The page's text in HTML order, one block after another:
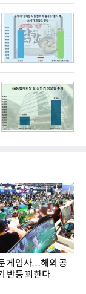
게임사…해외 공
반등 꾀한다